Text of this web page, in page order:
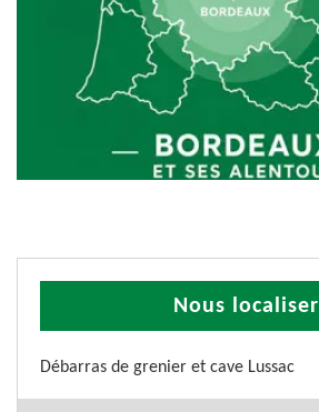
Nous localiser
Débarras de grenier et cave Lussac